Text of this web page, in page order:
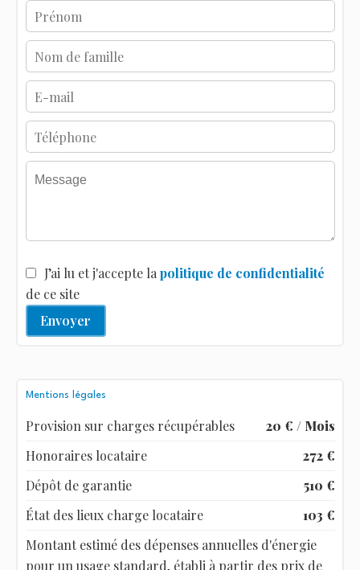
J’ai lu et j'accepte lapolitique de confidentialité
de ce site
Envoyer
Mentions légales
Provision sur charges récupérables
20 € / Mois
Honoraires locataire
272 €
Dépôt de garantie
510 €
État des lieux charge locataire
103 €
Montant estimé des dépenses annuelles d'énergie
pour un usage standard, établi à partir des prix de